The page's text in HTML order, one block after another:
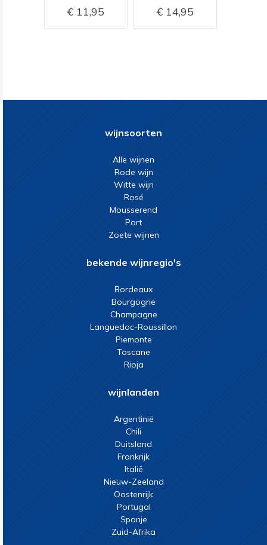
11,95 14,95
wijnsoorten
Alle wijnen
Rode wijn
Witte wijn
Rosé
Mousserend
Port
Zoete wijnen
bekende wijnregio's
Bordeaux
Bourgogne
Champagne
Languedoc-Roussillon
Piemonte
Toscane
Rioja
wijnlanden
Argentinië
Chili
Duitsland
Frankrijk
Italië
Nieuw-Zeeland
Oostenrijk
Portugal
Spanje
Zuid-Afrika